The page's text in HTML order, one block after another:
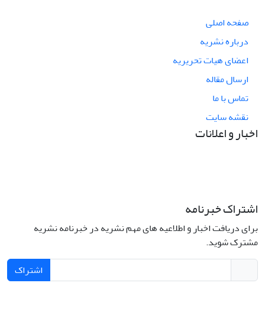
صفحه اصلی
درباره نشریه
اعضای هیات تحریریه
ارسال مقاله
تماس با ما
نقشه سایت
اخبار و اعلانات
اشتراک خبرنامه
برای دریافت اخبار و اطلاعیه های مهم نشریه در خبرنامه نشریه
مشترک شوید.
اشتراک